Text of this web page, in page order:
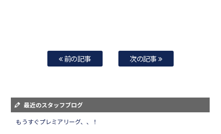
前の記事 次の記事
最近のスタッフブログ
もうすぐプレミアリーグ、、！